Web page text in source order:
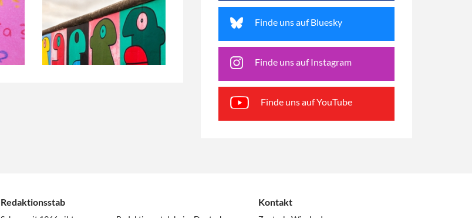
Finde uns auf Bluesky
Finde uns auf Instagram
Finde uns auf YouTube
Redaktionsstab Kontakt